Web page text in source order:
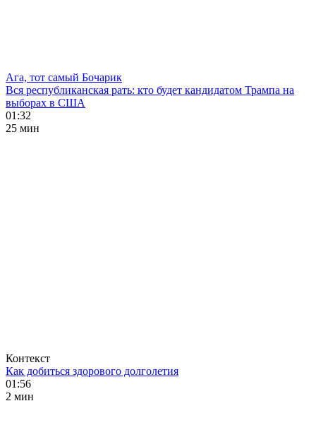
Ага, тот самый Бочарик
Вся республиканская рать: кто будет кандидатом Трампа на
выборах в США
01:32
25 мин
Контекст
Как добиться здорового долголетия
01:56
2 мин